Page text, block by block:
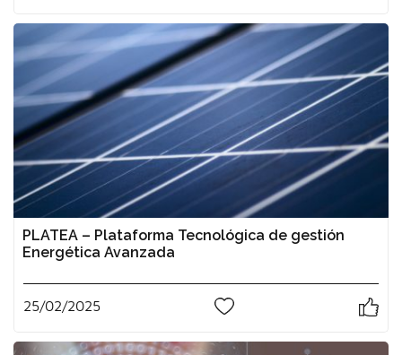
PLATEA – Plataforma Tecnológica de gestión
Energética Avanzada
25/02/2025